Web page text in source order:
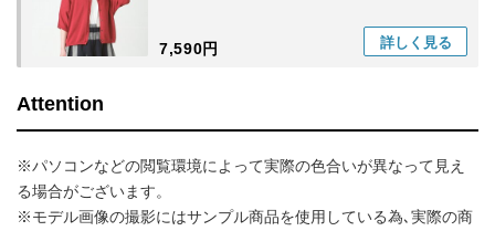
7,590円 詳しく 見る
Attention
※パソコンなどの閲覧環境によって実際の色合いが異なって見え
る場合がございます。
※モデル画像の撮影にはサンプル商品を使用している為､実際の商